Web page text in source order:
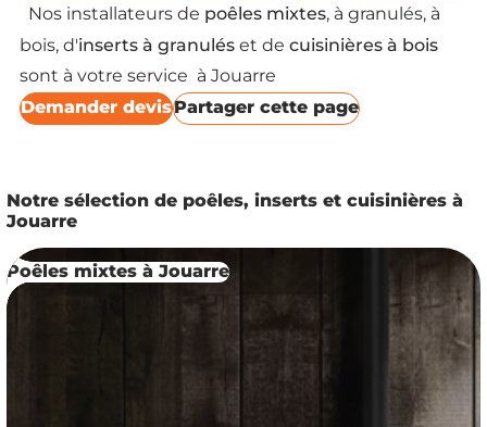
Nos installateurs de poêles mixtes, à granulés, à
bois, d'inserts à granuléset de cuisinières à bois
sont à votre service à Jouarre
Demander devisPartager cette page
Notre sélection de poêles, inserts et cuisinières à
Jouarre
Poêles mixtes à Jouarre